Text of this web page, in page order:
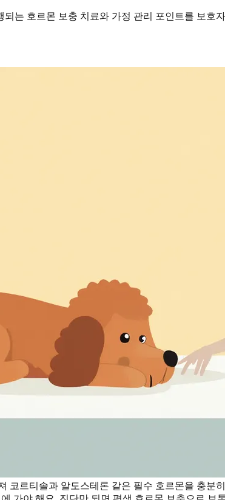
는 호르몬 보충 치료와 가정 관리 포인트를 보호
코르티솔과 알도스테론 같은 필수 호르몬을 충분